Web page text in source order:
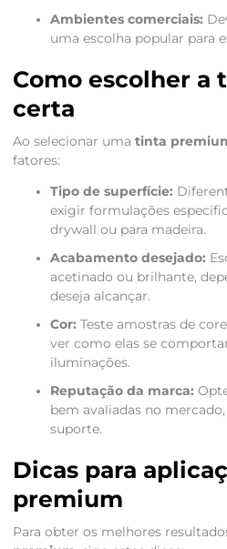
Ambientes comerciais:
uma escolha popular para
Como escolher a
certa
Ao selecionar uma tinta
fatores:
Tipo de superfície:
exigir formulações
drywall ou para madeira.
Acabamento desejado:
acetinado ou brilhante,
deseja alcançar.
Cor: Teste amostras de
ver como elas se
iluminações.
Reputação da marca:
bem avaliadas no
suporte.
Dicas para
premium
Para obter os melhores